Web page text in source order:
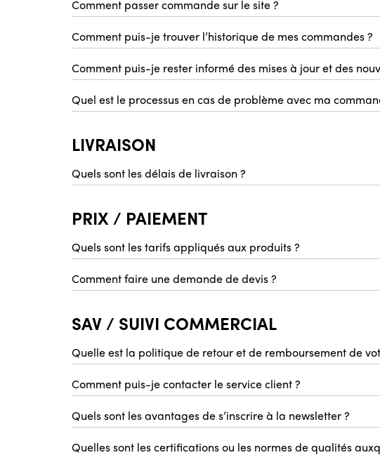
Comment passer commande sur le site ?
Comment puis-je trouver l’historique de mes commandes ?
Comment puis-je rester informé des mises à jour et des
Quel est le processus en cas de problème avec ma
LIVRAISON
Quels sont les délais de livraison ?
PRIX / PAIEMENT
Quels sont les tarifs appliqués aux produits ?
Comment faire une demande de devis ?
SAV / SUIVI COMMERCIAL
Quelle est la politique de retour et de remboursement de
Comment puis-je contacter le service client ?
Quels sont les avantages de s’inscrire à la newsletter ?
Quelles sont les certifications ou les normes de qualités